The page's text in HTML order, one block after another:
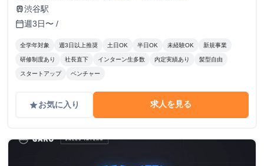
train渋谷駅
calendar_today週3日〜 /
全学年対象 週3日以上推奨 土日OK 半日OK 未経験OK 新規事業
研修制度あり 社長直下 インターン生多数 内定実績あり 髪型自由
スタートアップ ベンチャー
gradeお気に入り 求人を見る